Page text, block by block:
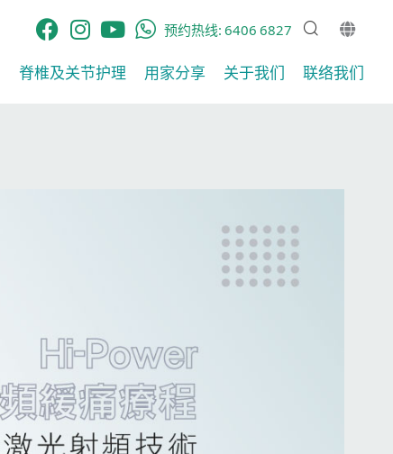
预约热线:6406 6827
脊椎及关节护理​ 用家分享​ 关于我们 联络我们